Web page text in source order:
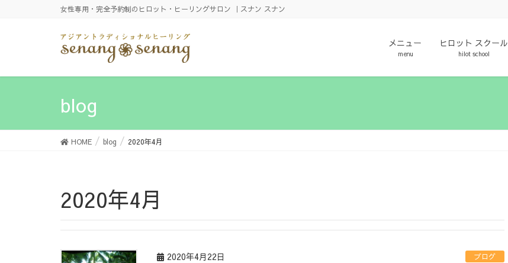
女性専用・完全予約制のヒロット・ヒーリングサロン ｜スナン スナン
メニュー
menu
ヒロット スクール
hilot school
blog
HOME blog 2020年4月
2020年4月
2020年4月22日 ブログ